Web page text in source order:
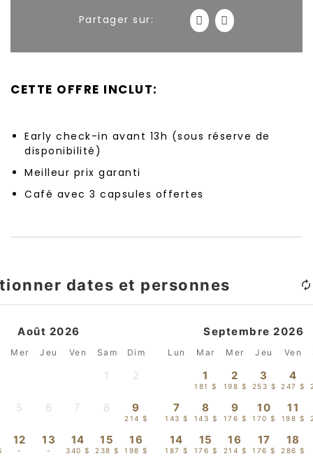
Partager sur:
CETTE OFFRE INCLUT:
Early check-in avant 13h (sous réserve de
disponibilité)
Meilleur prix garanti
Café avec 3 capsules offertes
dates et personnes
Août 2026
Mer Jeu Ven Sam Dim
1 2
5 6 7 8 9
214 $
12
-
13
-
14
340 $
15
238 $
16
198 $
Septembre 2026
Lun Mar Mer Jeu Ven
1
181 $
2
198 $
3
253 $
4
247 $
7
143 $
8
143 $
9
176 $
10
170 $
11
198 $
14
187 $
15
176 $
16
214 $
17
176 $
18
286 $